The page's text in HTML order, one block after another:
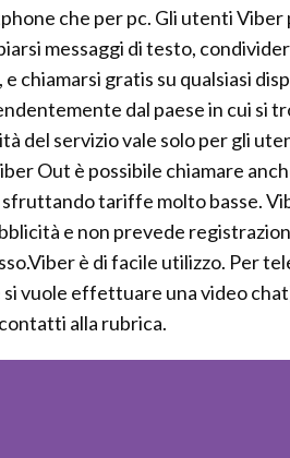
che per pc. Gli utenti Viber
messaggi di testo,
e chiamarsi gratis su qualsiasi
dal paese in cui si
del servizio vale solo per gli
Out è possibile chiamare
tariffe molto basse.
e non prevede
è di facile utilizzo. Per
vuole effettuare una video
alla rubrica.